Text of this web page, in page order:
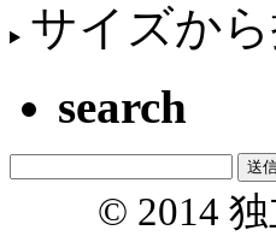
サイズか
search
© 2014